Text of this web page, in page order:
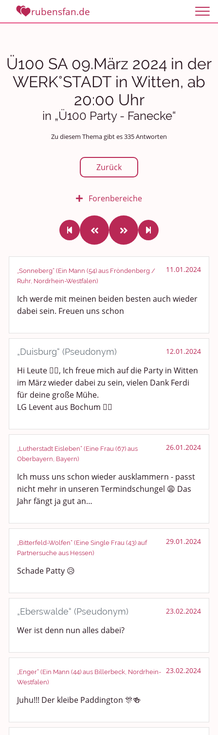
rubensfan.de
Ü100 SA 09.März 2024 in der
WERK°STADT in Witten, ab
20:00 Uhr
in „Ü100 Party - Fanecke“
Zu diesem Thema gibt es 335 Antworten
Zurück
Forenbereiche
Rundum Leben
Politik und Weltgeschehen
Smalltalk
Treffen und Stammtische
Ü100 Party - Fanecke
Gesundheit & Wellness
Sport & Freizeit
Shopping und Bekleidung
Urlaub und Reisen
Medien & Showgeschäft
Kochen, Backen und Genießen
Anregungen und Support
Gewicht reduzieren
„Sonneberg“ (Ein Mann (54) aus Fröndenberg /
Ruhr, Nordrhein-Westfalen)
11.01.2024
Ich werde mit meinen beiden besten auch wieder
dabei sein. Freuen uns schon
„Duisburg“ (Pseudonym) 12.01.2024
Hi Leute 🙋‍♂️, Ich freue mich auf die Party in Witten
im März wieder dabei zu sein, vielen Dank Ferdi
für deine große Mühe.
LG Levent aus Bochum 🙋‍♂️
„Lutherstadt Eisleben“ (Eine Frau (67) aus
Oberbayern, Bayern)
26.01.2024
Ich muss uns schon wieder ausklammern - passt
nicht mehr in unseren Termindschungel 😩 Das
Jahr fängt ja gut an…
„Bitterfeld-Wolfen“ (Eine Single Frau (43) auf
Partnersuche aus Hessen)
29.01.2024
Schade Patty 😥
„Eberswalde“ (Pseudonym) 23.02.2024
Wer ist denn nun alles dabei?
„Enger“ (Ein Mann (44) aus Billerbeck, Nordrhein-
Westfalen)
23.02.2024
Juhu!!! Der kleibe Paddington 🎊🍻